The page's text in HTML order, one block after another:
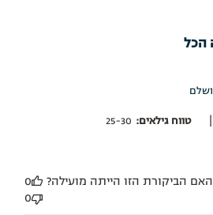
הכל
| טווח גילאים: 25-30
האם הביקורת הזו הייתה מועילה?
0
0